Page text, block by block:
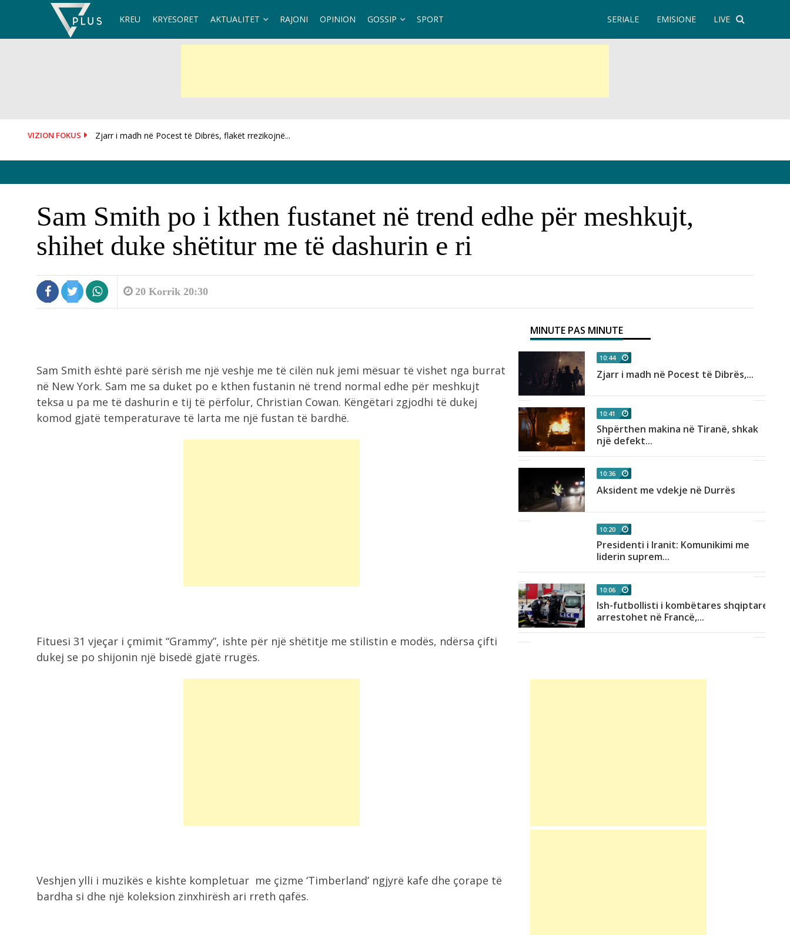
KREU KRYESORET AKTUALITET RAJONI OPINION GOSSIP SPORT LIVE
EMISIONE
SERIALE
VIZION FOKUS Zjarr i madh në Pocest të Dibrës, flakët rrezikojnë...
Shpërthen makina në Tiranë, shkak një defekt teknik
Sam Smith po i kthen fustanet në trend edhe për meshkujt,
shihet duke shëtitur me të dashurin e ri
20 Korrik 20:30
Sam Smith është parë sërish me një veshje me të cilën nuk jemi mësuar të vishet nga burrat
në New York. Sam me sa duket po e kthen fustanin në trend normal edhe për meshkujt
teksa u pa me të dashurin e tij të përfolur, Christian Cowan. Këngëtari zgjodhi të dukej
komod gjatë temperaturave të larta me një fustan të bardhë.
Fituesi 31 vjeçar i çmimit “Grammy”, ishte për një shëtitje me stilistin e modës, ndërsa çifti
dukej se po shijonin një bisedë gjatë rrugës.
Veshjen ylli i muzikës e kishte kompletuar me çizme ‘Timberland’ ngjyrë kafe dhe çorape të
bardha si dhe një koleksion zinxhirësh ari rreth qafës.
MINUTE PAS MINUTE
Zjarri në Rriban, deputeti Jahaj dhe
kryebashkiaku...
8:56
Pesë ushqime që ndihmojnë në
forcimin e...
10:44
Zjarr i madh në Pocest të Dibrës,...
10:41
Shpërthen makina në Tiranë, shkak
një defekt...
10:36
Aksident me vdekje në Durrës
10:20
Presidenti i Iranit: Komunikimi me
liderin suprem...
10:06
Ish-futbollisti i kombëtares shqiptare
arrestohet në Francë,...